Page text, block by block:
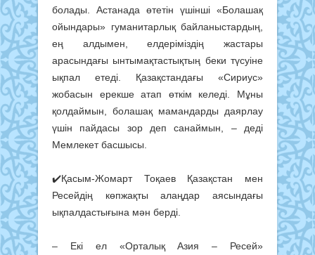
болады. Астанада өтетін үшінші «Болашақ
ойындары» гуманитарлық байланыстардың,
ең алдымен, елдеріміздің жастары
арасындағы ынтымақтастықтың беки түсуіне
ықпал етеді. Қазақстандағы «Сириус»
жобасын ерекше атап өткім келеді. Мұны
қолдаймын, болашақ мамандарды даярлау
үшін пайдасы зор деп санаймын, – деді
Мемлекет басшысы.
✔️Қасым-Жомарт Тоқаев Қазақстан мен
Ресейдің көпжақты алаңдар аясындағы
ықпалдастығына мән берді.
– Екі ел «Орталық Азия – Ресей»